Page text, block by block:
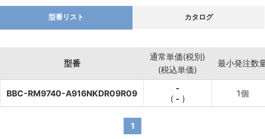
型番リスト カタログ
型番
通常単価(税別)
(税込単価)
最小発注数
BBC-RM9740-A916NKDR09R09
-
( - )
1個
1